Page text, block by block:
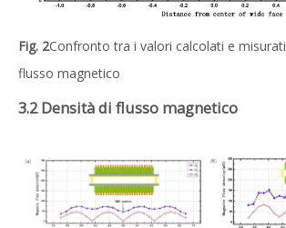
Fig. 2Confronto tra i valori calcolati e
flusso magnetico
3.2 Densità di flusso magnetico